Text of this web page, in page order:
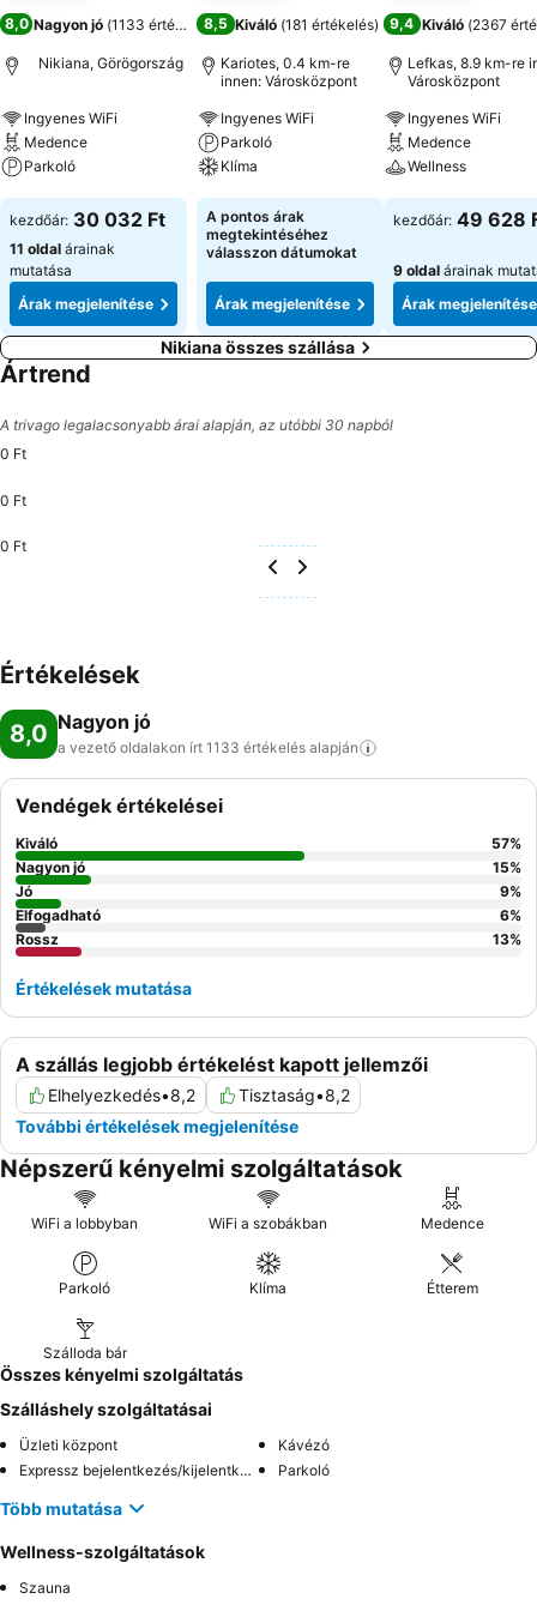
8,0 Nagyon jó (1133 értékelés)
Nikiana, Görögország
Ingyenes WiFi
Medence
Parkoló
Árak megjelenítése
kezdőár: 30 032 Ft
11 oldal árainak
mutatása
Árak megjelenítése
8,5 Kiváló (181 értékelés)
Kariotes, 0.4 km-re
innen: Városközpont
Ingyenes WiFi
Parkoló
Klíma
Árak megjelenítése
A pontos árak
megtekintéséhez
válasszon dátumokat
Árak megjelenítése
9,4 Kiváló (2367
Lefkas, 8.9 km-re
Városközpont
Ingyenes WiFi
Medence
Wellness
Árak
kezdőár: 49 628
9 oldal árainak
Árak megjelenítése
Nikiana összes szállása
Ártrend
A trivago legalacsonyabb árai alapján, az utóbbi 30 napból
0 Ft
0 Ft
0 Ft
Értékelések
8,0 Nagyon jó
a vezető oldalakon írt 1133 értékelés alapján
A szállás legjobb értékelést kapott jellemzői
Elhelyezkedés•8,2 Tisztaság•8,2
További értékelések megjelenítése
Vendégek értékelései
Kiváló 57%
Nagyon jó
15%
Jó
9%
Elfogadható
6%
Rossz
13%
Értékelések mutatása
Népszerű kényelmi szolgáltatások
WiFi a lobbyban WiFi a szobákban Medence
Parkoló Klíma Étterem
Szálloda bár
Összes kényelmi szolgáltatás
Szálláshely szolgáltatásai
Üzleti központ
Kávézó
Expressz bejelentkezés/kijelentkezés
Parkoló
Több mutatása
Wellness-szolgáltatások
Szauna